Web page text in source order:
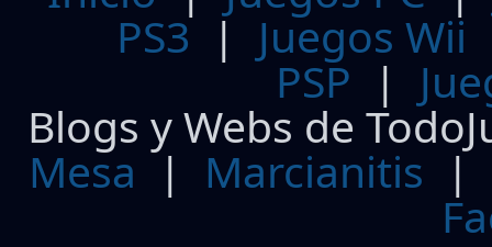
PS3| Juegos Wii
PSP |
Blogs y Webs de
Mesa | Marcianitis |